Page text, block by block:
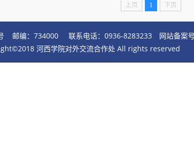
上页 1 下页
号 邮编：734000 联系电话：0936-8283233 网站备案
河西学院对外交流合作处 All rights reserved